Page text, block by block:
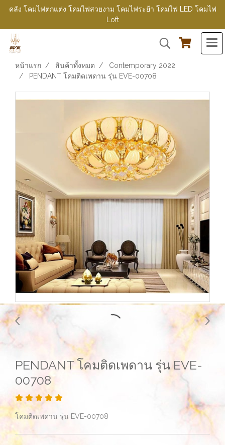
คลัง โคมไฟตกแต่ง โคมไฟสวยงาม โคมไฟระย้า โคมไฟ LED โคมไฟ
Loft
หน้าแรก สินค้าทั้งหมด
Contemporary 2022
PENDANT โคมติดเพดาน รุ่น EVE-00708
PENDANT โคมติดเพดาน รุ่น EVE-
00708
โคมติดเพดาน รุ่น EVE-00708